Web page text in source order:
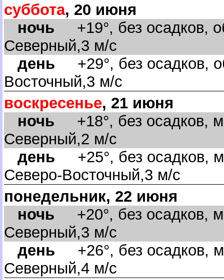
суббота, 20 июня
ночь +19°, без осадков,
Северный,3 м/с
день +29°, без осадков,
осточный,3 м/с
оскресенье, 21 июня
ночь +18°, без осадков,
Северный,2 м/с
день +25°, без осадков,
Северо-Восточный,3 м/с
понедельник, 22 июня
ночь +20°, без осадков,
Северный,3 м/с
день +26°, без осадков,
Северный,4 м/с